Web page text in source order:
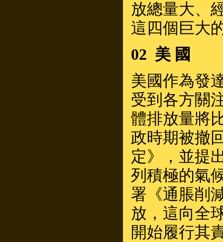
放總量大、
這四個巨大
02 美 國
美國作為發
受到各方關
體排放量將
政時期被撤
定》，並提
列積極的氣
署《通脹削
放，這向全
開始履行其